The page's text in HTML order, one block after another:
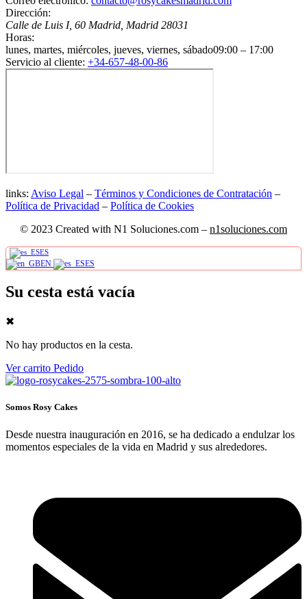
Dirección:
Calle de Luis I, 60 Madrid, Madrid 28031
Horas:
lunes, martes, miércoles, jueves, viernes, sábado09:00 – 17:00
Servicio al cliente: +34-657-48-00-86
links: Aviso Legal – Términos y Condiciones de Contratación –
Política de Privacidad – Política de Cookies
© 2023 Created with N1 Soluciones.com – n1soluciones.com
ES
EN ES
0
Su cesta está vacía
✖
No hay productos en la cesta.
Ver carrito Pedido
Somos Rosy Cakes
Desde nuestra inauguración en 2016, se ha dedicado a endulzar los
momentos especiales de la vida en Madrid y sus alrededores.